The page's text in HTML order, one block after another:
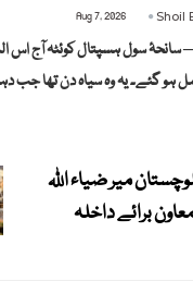
Shoil
Aug 7, 2026
2016 — سانحۂ سول ہسپتال کوئٹہ آج
میر ضیاء اللہ